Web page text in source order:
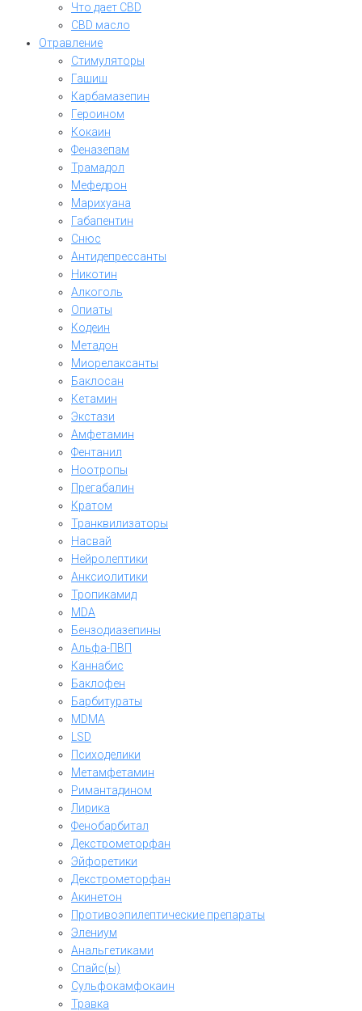
Что дает CBD
CBD масло
Отравление
Стимуляторы
Гашиш
Карбамазепин
Героином
Кокаин
Феназепам
Трамадол
Мефедрон
Марихуана
Габапентин
Снюс
Антидепрессанты
Никотин
Алкоголь
Опиаты
Кодеин
Метадон
Миорелаксанты
Баклосан
Кетамин
Экстази
Амфетамин
Фентанил
Ноотропы
Прегабалин
Кратом
Транквилизаторы
Насвай
Нейролептики
Анксиолитики
Тропикамид
MDA
Бензодиазепины
Альфа-ПВП
Каннабис
Баклофен
Барбитураты
MDMA
LSD
Психоделики
Метамфетамин
Римантадином
Лирика
Фенобарбитал
Декстрометорфан
Эйфоретики
Декстрометорфан
Акинетон
Противоэпилептические препараты
Элениум
Анальгетиками
Спайс(ы)
Сульфокамфокаин
Травка